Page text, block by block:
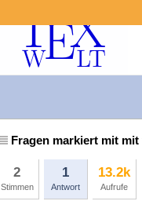
Fragen markiert mit
2
Stimmen
1
Antwort
13.2k
Aufrufe